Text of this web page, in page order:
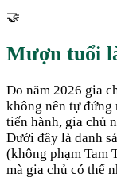
🤝
Mượn tuổi
Do năm 2026 gia
không nên tự đứng
tiến hành, gia chủ
Dưới đây là danh
(không phạm Tam
mà gia chủ có thể